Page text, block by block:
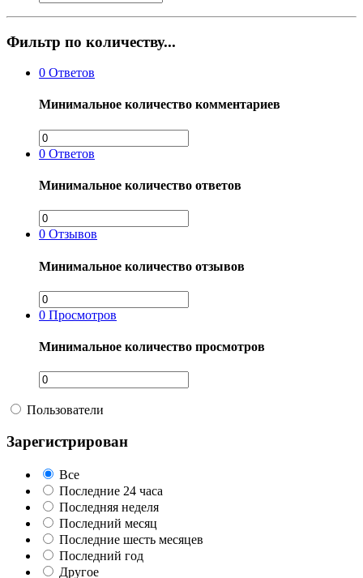
Фильтр по количеству...
0 Ответов
Минимальное количество комментариев
0 Ответов
Минимальное количество ответов
0 Отзывов
Минимальное количество отзывов
0 Просмотров
Минимальное количество просмотров
Пользователи
Зарегистрирован
Все
Последние 24 часа
Последняя неделя
Последний месяц
Последние шесть месяцев
Последний год
Другое